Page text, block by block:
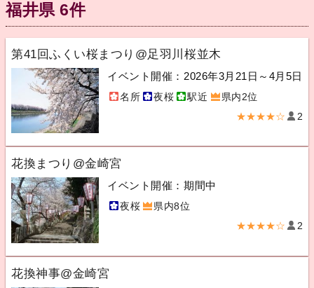
福井県 6件
第41回ふくい桜まつり@足羽川桜並木
イベント開催：2026年3月21日～4月5日
名所 夜桜 駅近 県内2位
★★★★☆ 2
花換まつり@金崎宮
イベント開催：期間中
夜桜 県内8位
★★★★☆ 2
花換神事@金崎宮